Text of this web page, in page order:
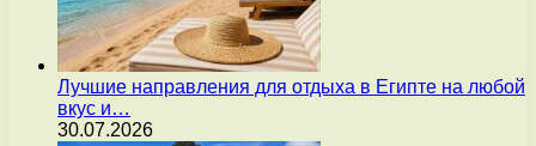
Лучшие направления для отдыха в Египте на любой
вкус и…
30.07.2026